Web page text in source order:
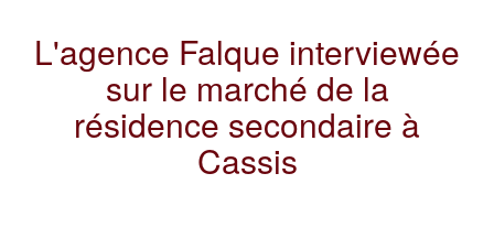
L'agence Falque interviewée
sur le marché de la
résidence secondaire à
Cassis